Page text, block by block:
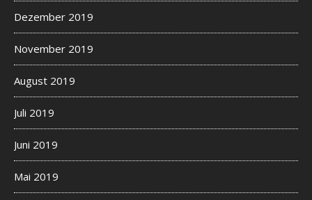
Dezember 2019
November 2019
August 2019
Juli 2019
Juni 2019
Mai 2019